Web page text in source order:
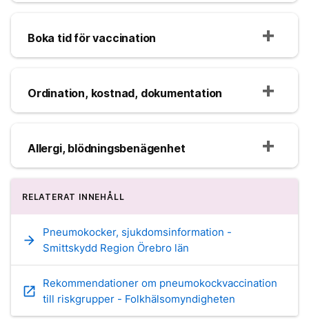
Boka tid för vaccination
Ordination, kostnad, dokumentation
Allergi, blödningsbenägenhet
RELATERAT INNEHÅLL
arrow_forward
Pneumokocker, sjukdomsinformation -
Smittskydd Region Örebro län
open_in_new
Rekommendationer om pneumokockvaccination
till riskgrupper - Folkhälsomyndigheten